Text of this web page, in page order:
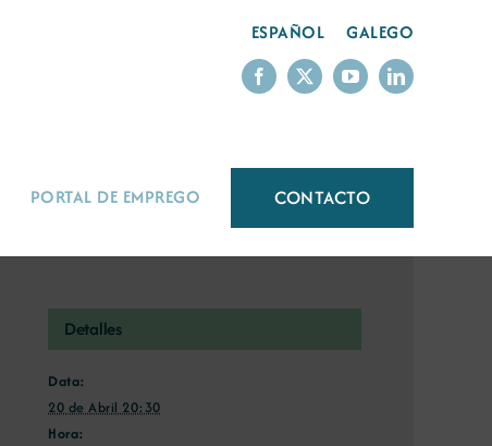
ESPAÑOL GALEGO
PORTAL DE EMPREGO CONTACTO
Detalles
Data:
20 de Abril 20:30
Hora: